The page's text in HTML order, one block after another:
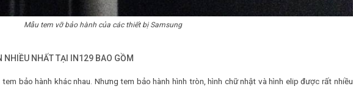
Mẫu tem vỡ bảo hành của các thiết bị Samsung
NHIỀU NHẤT TẠI IN129 BAO GỒM
bảo hành khác nhau. Nhưng tem bảo hành hình tròn, hình chữ nhật và hình elip được rất nhiều